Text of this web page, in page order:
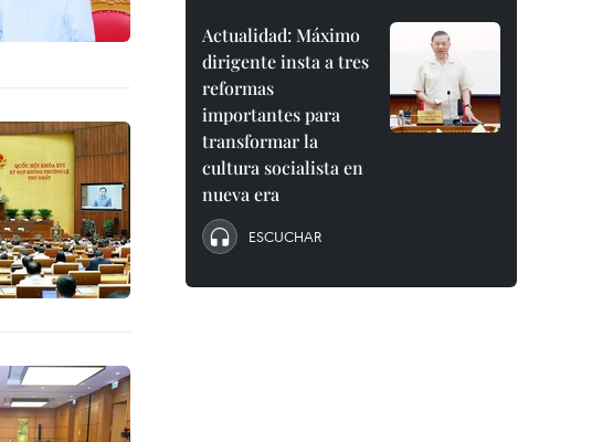
Actualidad: Máximo
dirigente insta a tres
reformas
importantes para
transformar la
cultura socialista en
nueva era
ESCUCHAR